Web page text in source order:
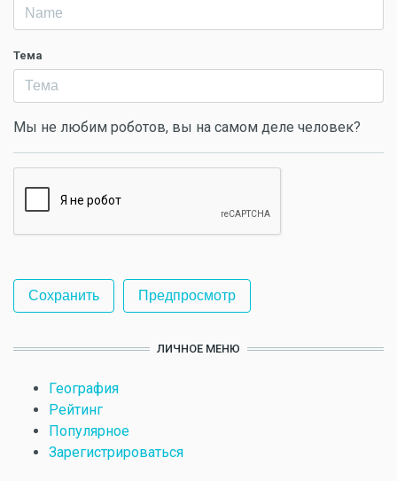
Тема
Мы не любим роботов, вы на самом деле человек?
ЛИЧНОЕ МЕНЮ
География
Рейтинг
Популярное
Зарегистрироваться